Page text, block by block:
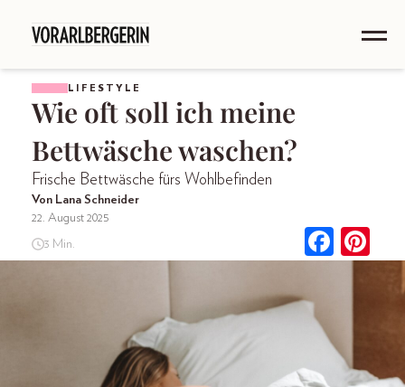
LIFESTYLE
Wie oft soll ich meine
Bettwäsche waschen?
Frische Bettwäsche fürs Wohlbefinden
Von Lana Schneider
22. August 2025
3 Min.